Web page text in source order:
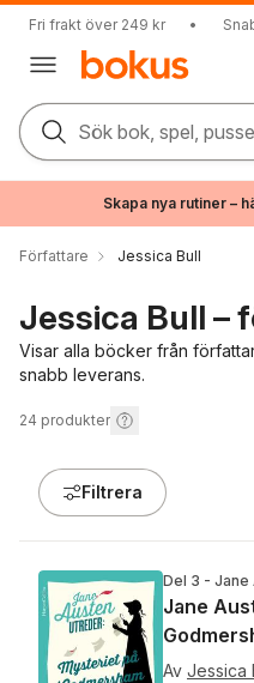
Fri frakt över 249 kr •
Sök bok, spel,
Skapa nya rutiner –
Författare Jessica Bull
Jessica Bull –
Visar alla böcker från
snabb leverans.
24 produkter
Filtrera
Del 3 -
Jane
Av Jessica